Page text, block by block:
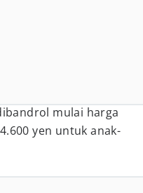
mulai harga
yen untuk anak-